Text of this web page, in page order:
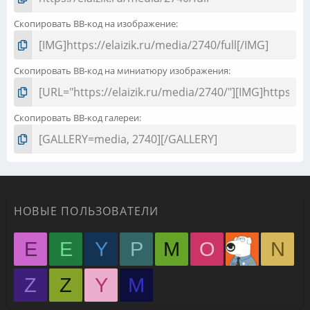
Скопировать BB-код на изображение
Скопировать BB-код на миниатюру изображения
Скопировать BB-код галереи
НОВЫЕ ПОЛЬЗОВАТЕЛИ
E E Y P M O
N
Z
Z Y М